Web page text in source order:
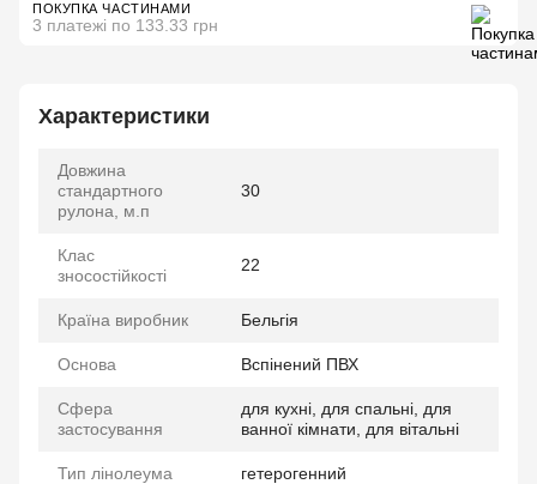
ПОКУПКА ЧАСТИНАМИ
3 платежі по 133.33 грн
Характеристики
Довжина
стандартного
рулона, м.п
30
Клас
зносостійкості
22
Країна виробник Бельгія
Основа Вспінений ПВХ
Сфера
застосування
для кухні, для спальні, для
ванної кімнати, для вітальні
Тип лінолеума гетерогенний